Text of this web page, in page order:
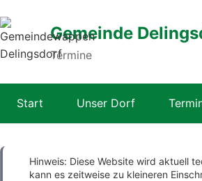
Gemeinde
Termine
Start Unser Dorf
Hinweis: Diese Website wird aktuell
kann es zeitweise zu kleineren